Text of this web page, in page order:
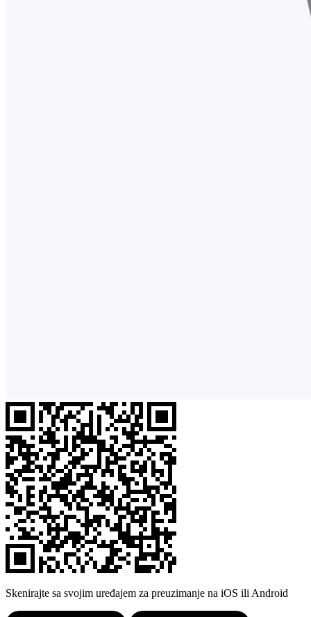
Skenirajte sa svojim uređajem za preuzimanje na iOS ili Android